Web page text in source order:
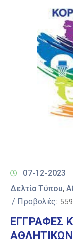
07-12-2023
Δελτία Τύπου‚
/ Προβολές: 559
ΕΓΓΡΑΦΕΣ